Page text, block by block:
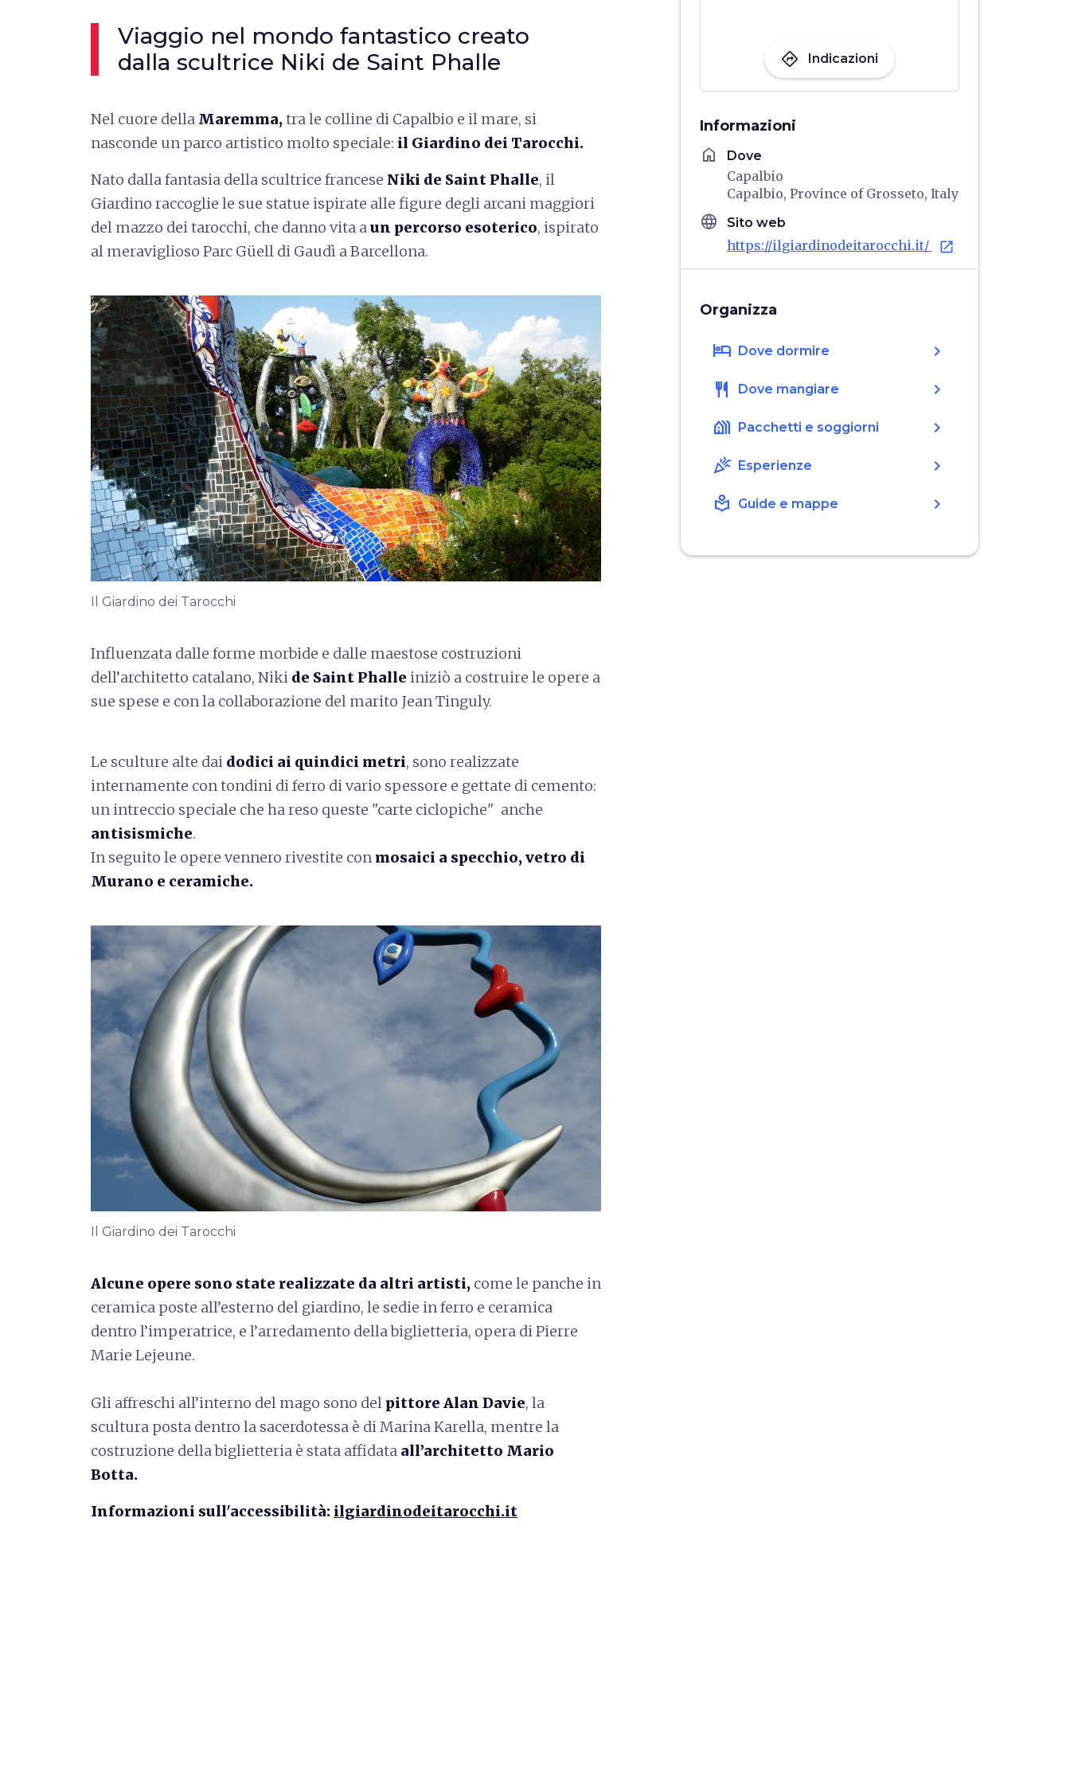
Viaggio nel mondo fantastico creato
dalla scultrice Niki de Saint Phalle
Nel cuore della Maremma,tra le colline di Capalbio e il mare, si
nasconde un parco artistico molto speciale: il Giardino dei Tarocchi.
Nato dalla fantasia della scultrice francese Niki de Saint Phalle, il
Giardino raccoglie le sue statue ispirate alle figure degli arcani maggiori
del mazzo dei tarocchi, che danno vita aun percorso esoterico, ispirato
al meraviglioso Parc Güell di Gaudì a Barcellona.
Il Giardino dei Tarocchi
Influenzata dalle forme morbide e dalle maestose costruzioni
dell’architetto catalano, Niki de Saint Phalle iniziò a costruire le opere a
sue spese e con la collaborazione del marito Jean Tinguly.
Le sculture alte dai dodici ai quindici metri, sono realizzate
internamente con tondini di ferro di vario spessore e gettate di cemento:
un intreccio speciale che ha reso queste "carte ciclopiche" anche
antisismiche.
In seguito le opere vennero rivestite con mosaici a specchio, vetro di
Murano e ceramiche.
Il Giardino dei Tarocchi
Alcune opere sono state realizzate da altri artisti, come le panche in
ceramica poste all’esterno del giardino, le sedie in ferro e ceramica
dentro l’imperatrice, e l’arredamento della biglietteria, opera di Pierre
Marie Lejeune.
Gli affreschi all’interno del mago sono del pittore Alan Davie, la
scultura posta dentro la sacerdotessa è di Marina Karella, mentre la
costruzione della biglietteria è stata affidata all’architetto Mario
Botta.
Informazioni sull'accessibilità: ilgiardinodeitarocchi.it
directions Indicazioni
Informazioni
home Dove
Capalbio
Capalbio, Province of Grosseto, Italy
language Sito web
https://ilgiardinodeitarocchi.it/ open_in_new
Organizza
hotel Dove dormire chevron_right
restaurant Dove mangiare chevron_right
holiday_village Pacchetti e soggiorni chevron_right
celebration Esperienze chevron_right
local_library Guide e mappe chevron_right